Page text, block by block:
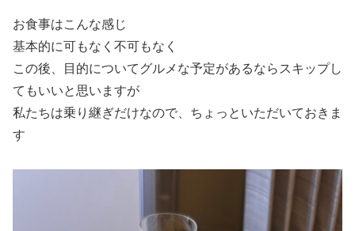
お食事はこんな感じ
基本的に可もなく不可もなく
この後、目的についてグルメな予定があるならスキップし
てもいいと思いますが
私たちは乗り継ぎだけなので、ちょっといただいておきま
す